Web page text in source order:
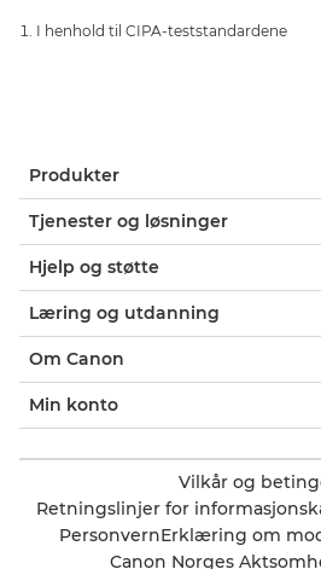
I henhold til CIPA-teststandardene
Produkter
Tjenester og løsninger
Hjelp og støtte
Læring og utdanning
Om Canon
Min konto
Vilkår og
Retningslinjer for
PersonvernErklæring om
Canon Norges